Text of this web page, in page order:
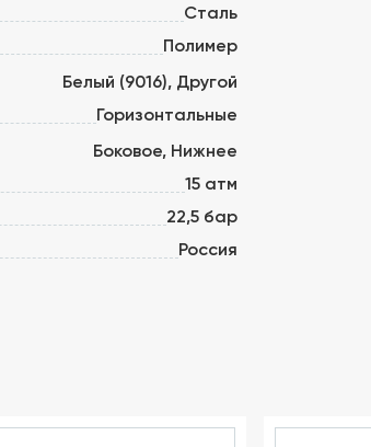
Сталь
Полимер
Белый (9016), Другой
Горизонтальные
Боковое, Нижнее
15 атм
22,5 бар
Россия